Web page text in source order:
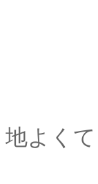
まっ
地よく
雪の